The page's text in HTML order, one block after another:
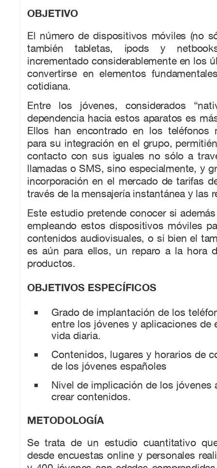
OBJETIVO
El número de dispositivos móviles (no
también tabletas, ipods y
incrementado considerablemente en los
convertirse en elementos
cotidiana.
Entre los jóvenes, considerados
dependencia hacia estos aparatos es
Ellos han encontrado en los teléfonos
para su integración en el grupo,
contacto con sus iguales no sólo a
llamadas o SMS, sino especialmente, y
incorporación en el mercado de tarifas
través de la mensajería instantánea y las
Este estudio pretende conocer si
empleando estos dispositivos móviles
contenidos audiovisuales, o si bien el
es aún para ellos, un reparo a la hora
productos.
OBJETIVOS ESPECÍFICOS
Grado de implantación de los
entre los jóvenes y aplicaciones de
vida diaria.
Contenidos, lugares y horarios de
de los jóvenes españoles
Nivel de implicación de los jóvenes
crear contenidos.
METODOLOGÍA
Se trata de un estudio cuantitativo
desde encuestas online y personales